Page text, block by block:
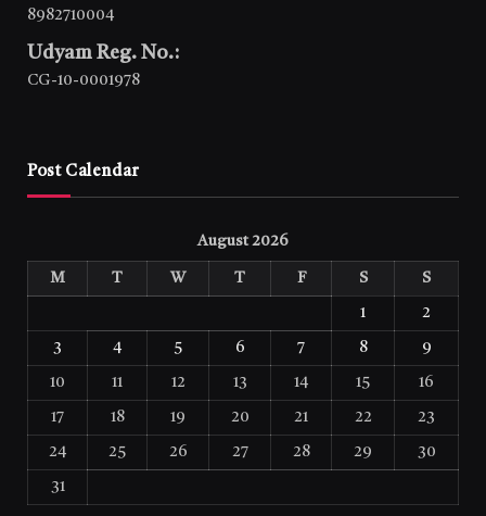
8982710004
Udyam Reg. No.:
CG-10-0001978
Post Calendar
August 2026
M T W T F S S
1 2
3 4 5 6 7 8 9
10 11 12 13 14 15 16
17 18 19 20 21 22 23
24 25 26 27 28 29 30
31